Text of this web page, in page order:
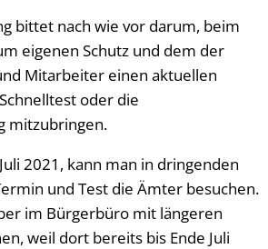
bittet nach wie vor darum, beim
eigenen Schutz und dem der
Mitarbeiter einen aktuellen
oder die
mitzubringen.
2021, kann man in dringenden
und Test die Ämter besuchen.
im Bürgerbüro mit längeren
weil dort bereits bis Ende Juli